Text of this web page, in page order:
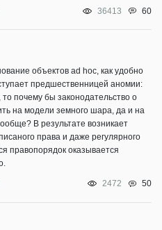
36413 60
объектов ad hoc, как удобно
предшественницей аномии:
почему бы законодательство о
на модели земного шара, да и на
В результате возникает
права и даже регулярного
правопорядок оказывается
2472 50